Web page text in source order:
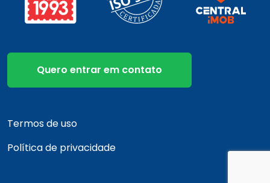
Quero entrar em contato
Termos de uso
Política de privacidade